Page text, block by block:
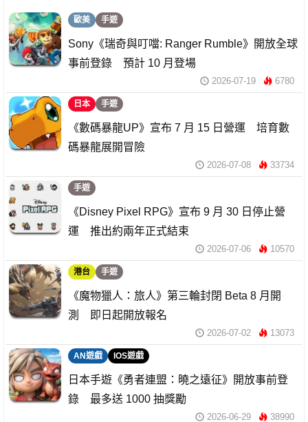
歐美 手遊
Sony《瑞奇與叮噹: Ranger Rumble》開放全球
事前登錄 預計 10 月登場
2026-07-19 6780
日本 手遊
《數碼暴龍UP》宣布 7 月 15 日營運 培育數
碼暴龍展開冒險
2026-07-08 33734
手遊
《Disney Pixel RPG》宣布 9 月 30 日停止營
運 推出約兩年正式結束
2026-07-06 10570
港台 手遊
《魔物獵人：旅人》第三輪封閉 Beta 8 月開
測 即日起開放報名
2026-07-02 13073
AN遊戲 IOS遊戲
日本手遊《勇者連盟：曉之遠征》開放事前登
錄 最多送 1000 抽獎勵
2026-06-29 38990